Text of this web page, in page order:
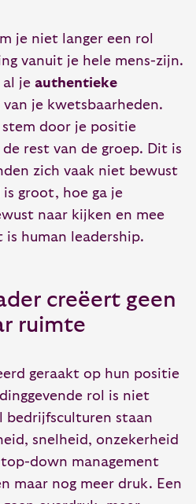
je niet langer een rol
vanuit je hele mens-zijn.
al je authentieke
van je kwetsbaarheden.
door je positie
rest van de groep. Dit is
zich vaak niet bewust
groot, hoe ga je
naar kijken en mee
is human leadership.
creëert geen
ruimte
geraakt op hun positie
rol is niet
bedrijfsculturen staan
snelheid, onzekerheid
down management
maar nog meer druk. Een